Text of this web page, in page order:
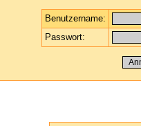
Benutzername:
Passwort: